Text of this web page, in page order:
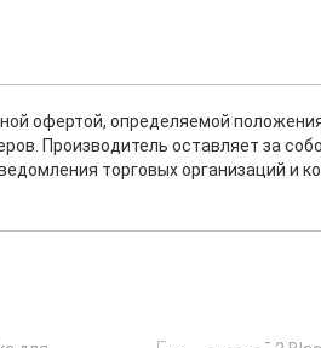
офертой, определяемой
Производитель оставляет за
торговых организаций и